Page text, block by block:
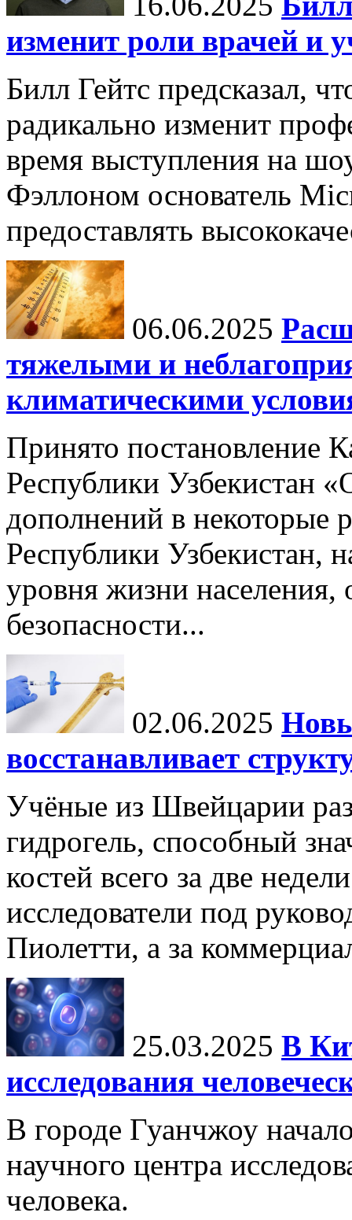
изменит роли врачей и
Билл Гейтс предсказал,
радикально изменит
время выступления на
Фэллоном основатель
предоставлять
06.06.2025
тяжелыми и
климатическими
Принято постановление
Республики Узбекистан
дополнений в некоторые
Республики Узбекистан,
уровня жизни населения,
безопасности...
02.06.2025
восстанавливает
Учёные из Швейцарии
гидрогель, способный
костей всего за две
исследователи под
Пиолетти, а за
25.03.2025 В
исследования
В городе Гуанчжоу
научного центра
человека.